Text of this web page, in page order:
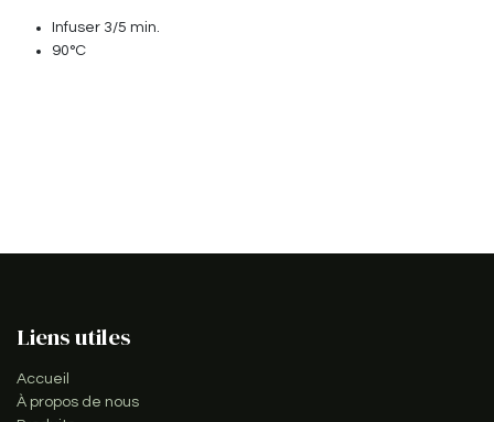
Infuser 3/5 min.
90°C
Liens utiles
Accueil
À propos de nous